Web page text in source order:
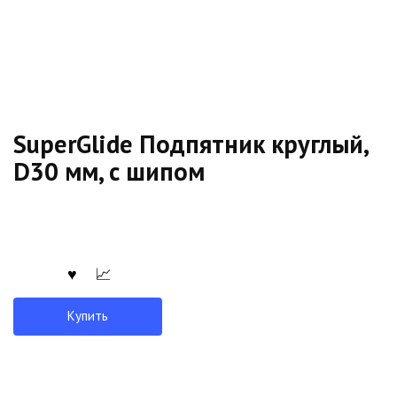
SuperGlide Подпятник круглый,
D30 мм, с шипом
Купить